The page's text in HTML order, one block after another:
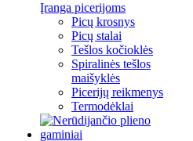
Įranga picerijoms
Picų krosnys
Picų stalai
Tešlos kočioklės
Spiralinės tešlos
maišyklės
Picerijų reikmenys
Termodėklai